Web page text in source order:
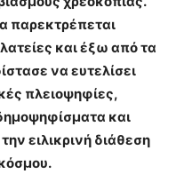
παρεκτρέπεται
και έξω από τα
να ευτελίσει
πλειοψηφίες,
και
ειλικρινή διάθεση